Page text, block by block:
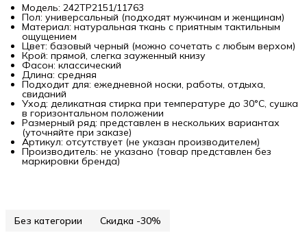
Модель: 242TP2151/11763
Пол: универсальный (подходят мужчинам и женщинам)
Материал: натуральная ткань с приятным тактильным
ощущением
Цвет: базовый черный (можно сочетать с любым верхом)
Крой: прямой, слегка зауженный книзу
Фасон: классический
Длина: средняя
Подходит для: ежедневной носки, работы, отдыха,
свиданий
Уход: деликатная стирка при температуре до 30°C, сушка
в горизонтальном положении
Размерный ряд: представлен в нескольких вариантах
(уточняйте при заказе)
Артикул: отсутствует (не указан производителем)
Производитель: не указано (товар представлен без
маркировки бренда)
Без категории Скидка -30%